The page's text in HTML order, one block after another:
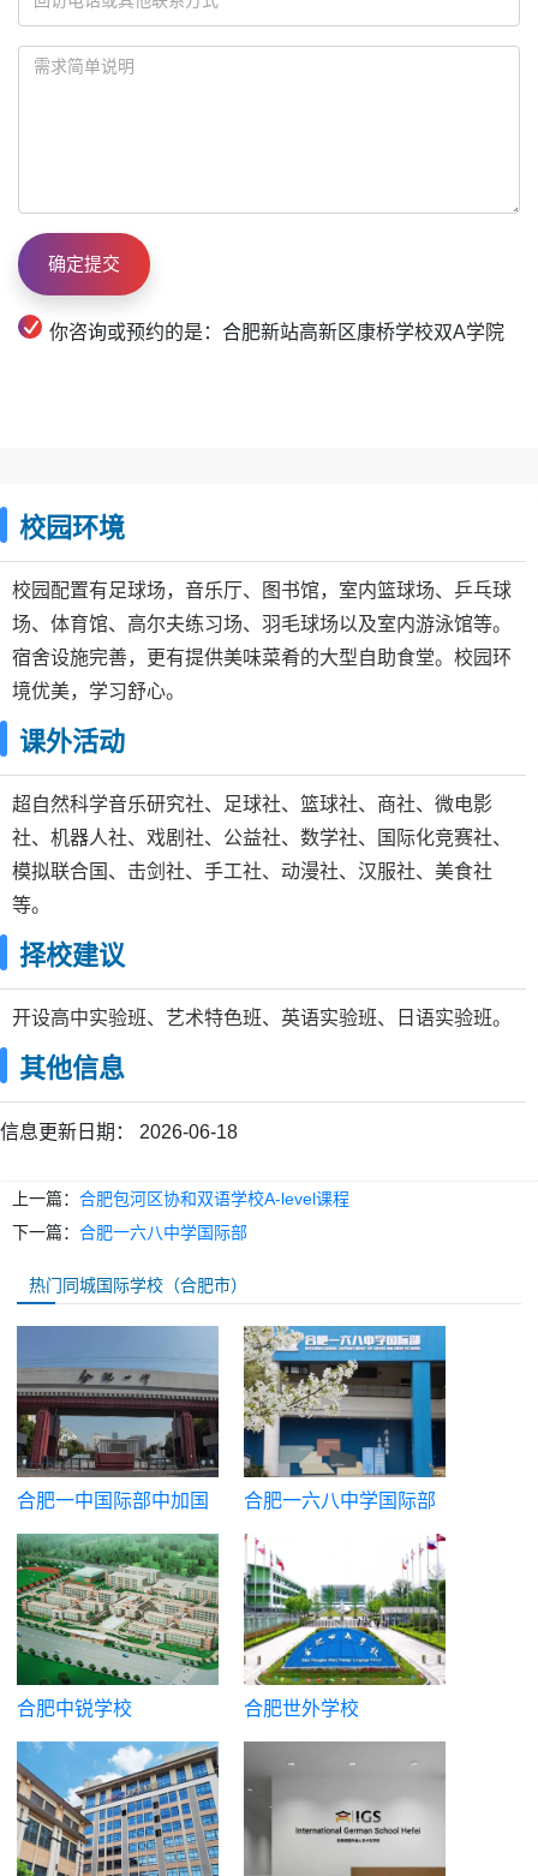
你咨询或预约的是：合肥新站高新区康桥学校双A学院
校园环境
校园配置有足球场，音乐厅、图书馆，室内篮球场、乒乓球
场、体育馆、高尔夫练习场、羽毛球场以及室内游泳馆等。
宿舍设施完善，更有提供美味菜肴的大型自助食堂。校园环
境优美，学习舒心。
课外活动
超自然科学音乐研究社、足球社、篮球社、商社、微电影
社、机器人社、戏剧社、公益社、数学社、国际化竞赛社、
模拟联合国、击剑社、手工社、动漫社、汉服社、美食社
等。
择校建议
开设高中实验班、艺术特色班、英语实验班、日语实验班。
其他信息
信息更新日期： 2026-06-18
上一篇： 合肥包河区协和双语学校A-level课程
下一篇： 合肥一六八中学国际部
热门同城国际学校（合肥市）
合肥一中国际部中加国
际高中班
合肥一六八中学国际部
合肥中锐学校 合肥世外学校